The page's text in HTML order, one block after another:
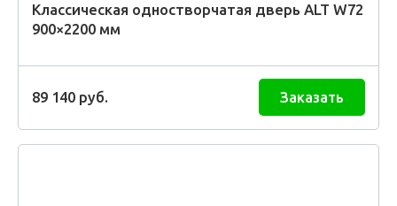
Классическая одностворчатая дверь ALT W72
900×2200 мм
89 140 руб. Заказать